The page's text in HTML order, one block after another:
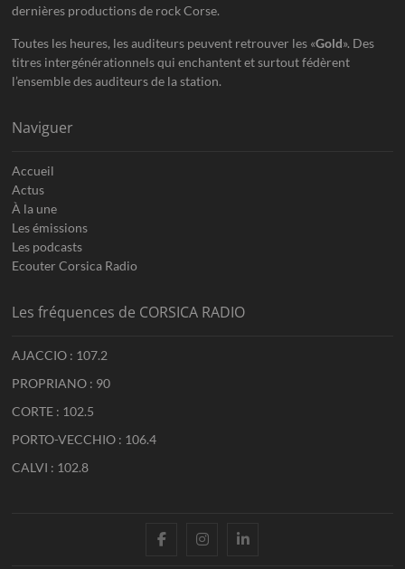
dernières productions de rock Corse.
Toutes les heures, les auditeurs peuvent retrouver les «Gold». Des
titres intergénérationnels qui enchantent et surtout fédèrent
l’ensemble des auditeurs de la station.
Naviguer
Accueil
Actus
À la une
Les émissions
Les podcasts
Ecouter Corsica Radio
Les fréquences de CORSICA RADIO
AJACCIO : 107.2
PROPRIANO : 90
CORTE : 102.5
PORTO-VECCHIO : 106.4
CALVI : 102.8
facebookinstagram
linkedin